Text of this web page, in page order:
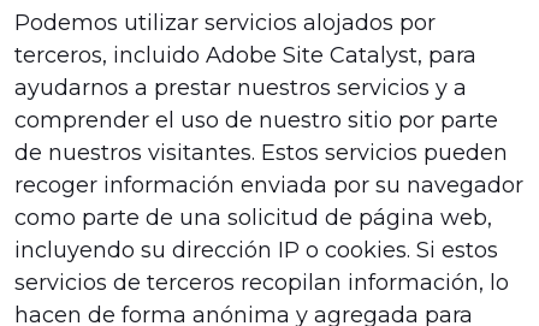
Podemos utilizar servicios alojados por
terceros, incluido Adobe Site Catalyst, para
ayudarnos a prestar nuestros servicios y a
comprender el uso de nuestro sitio por parte
de nuestros visitantes. Estos servicios pueden
recoger información enviada por su navegador
como parte de una solicitud de página web,
incluyendo su dirección IP o cookies. Si estos
servicios de terceros recopilan información, lo
hacen de forma anónima y agregada para